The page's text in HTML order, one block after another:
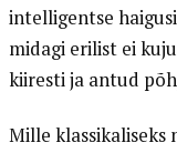
intelligentse
midagi erilist ei
kiiresti ja antud
Mille klassikaliseks